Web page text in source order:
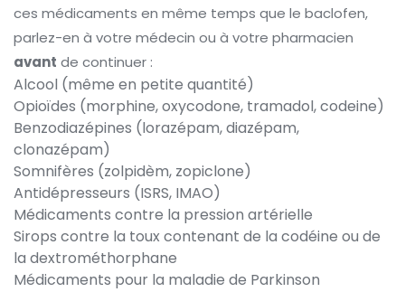
ces médicaments en même temps que le baclofen,
parlez-en à votre médecin ou à votre pharmacien
avant de continuer :
Alcool (même en petite quantité)
Opioïdes (morphine, oxycodone, tramadol, codeine)
Benzodiazépines (lorazépam, diazépam,
clonazépam)
Somnifères (zolpidèm, zopiclone)
Antidépresseurs (ISRS, IMAO)
Médicaments contre la pression artérielle
Sirops contre la toux contenant de la codéine ou de
la dextrométhorphane
Médicaments pour la maladie de Parkinson